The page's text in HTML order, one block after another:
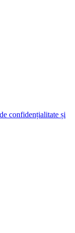
confidențialitate și